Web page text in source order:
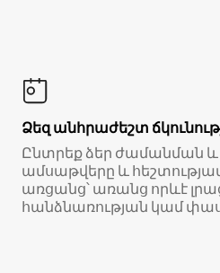
Ձեզ անհրաժեշտ
Ընտրեք ձեր ժամանման և
ամսաթվերը և
առցանց՝ առանց որևէ
հանձնառության կամ